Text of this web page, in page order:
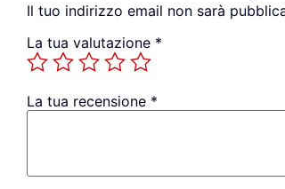
Il tuo indirizzo email non sarà
La tua valutazione *
La tua recensione *